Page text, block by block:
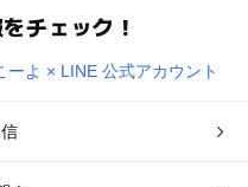
チェック！